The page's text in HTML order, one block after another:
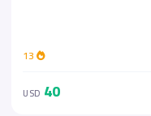
40
USD